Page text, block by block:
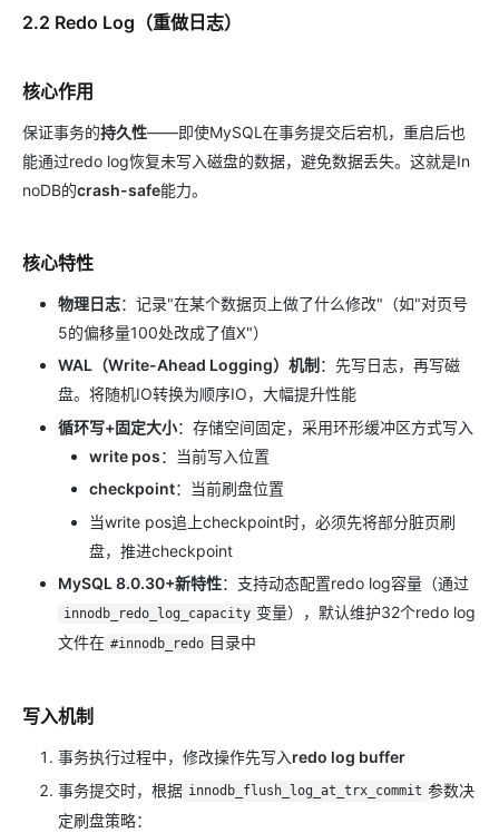
2.2 Redo Log（重做日志）
核心作用
保证事务的持久性——即使MySQL在事务提交后宕机，重启后也
能通过redo log恢复未写入磁盘的数据，避免数据丢失。这就是In
noDB的crash-safe能力。
核心特性
物理日志：记录"在某个数据页上做了什么修改"（如"对页号
5的偏移量100处改成了值X"）
WAL（Write-Ahead Logging）机制 ：先写日志，再写磁
盘。将随机IO转换为顺序IO，大幅提升性能
循环写+固定大小：存储空间固定，采用环形缓冲区方式写入
write pos：当前写入位置
checkpoint：当前刷盘位置
当write pos追上checkpoint时，必须先将部分脏页刷
盘，推进checkpoint
MySQL 8.0.30+新特性：支持动态配置redo log容量（通过
innodb_redo_log_capacity 变量），默认维护32个redo log
文件在 #innodb_redo 目录中
写入机制
事务执行过程中，修改操作先写入redo log buffer
事务提交时，根据 innodb_flush_log_at_trx_commit 参数决
定刷盘策略：